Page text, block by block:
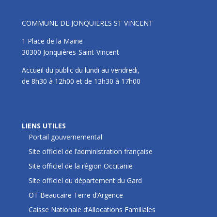
COMMUNE DE JONQUIERES ST VINCENT
1 Place de la Mairie
30300 Jonquières-Saint-Vincent
Accueil du public du lundi au vendredi,
de 8h30 à 12h00 et de 13h30 à 17h00
LIENS UTILES
Portail gouvernemental
Site officiel de l’administration française
Site officiel de la région Occitanie
Site officiel du département du Gard
OT Beaucaire Terre d’Argence
Caisse Nationale d’Allocations Familiales